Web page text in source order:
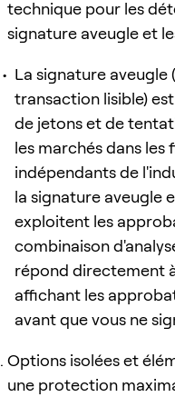
technique pour les
signature aveugle et
La signature aveugle
transaction lisible)
de jetons et de
les marchés dans les
indépendants de
la signature aveugle
exploitent les
combinaison
répond directement
affichant les
avant que vous ne
Options isolées et
une protection